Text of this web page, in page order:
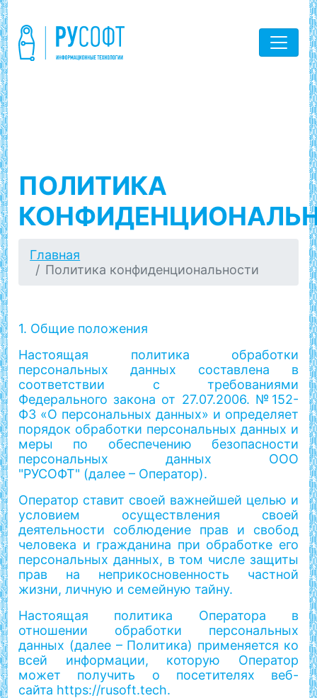
ПОЛИТИКА
Главная
Политика конфиденциональности
1. Общие положения
Настоящая политика обработки
персональных данных составлена в
соответствии с требованиями
Федерального закона от 27.07.2006. №152-
ФЗ «О персональных данных» и определяет
порядок обработки персональных данных и
меры по обеспечению безопасности
персональных данных ООО
"РУСОФТ" (далее – Оператор).
Оператор ставит своей важнейшей целью и
условием осуществления своей
деятельности соблюдение прав и свобод
человека и гражданина при обработке его
персональных данных, в том числе защиты
прав на неприкосновенность частной
жизни, личную и семейную тайну.
Настоящая политика Оператора в
отношении обработки персональных
данных (далее – Политика) применяется ко
всей информации, которую Оператор
может получить о посетителях веб-
сайта https://rusoft.tech.